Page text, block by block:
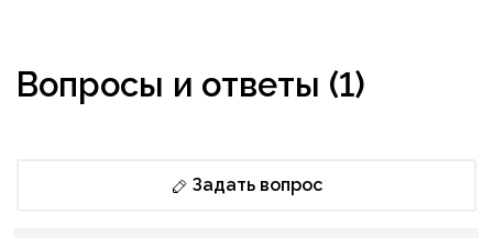
Вопросы и ответы (1)
Задать вопрос